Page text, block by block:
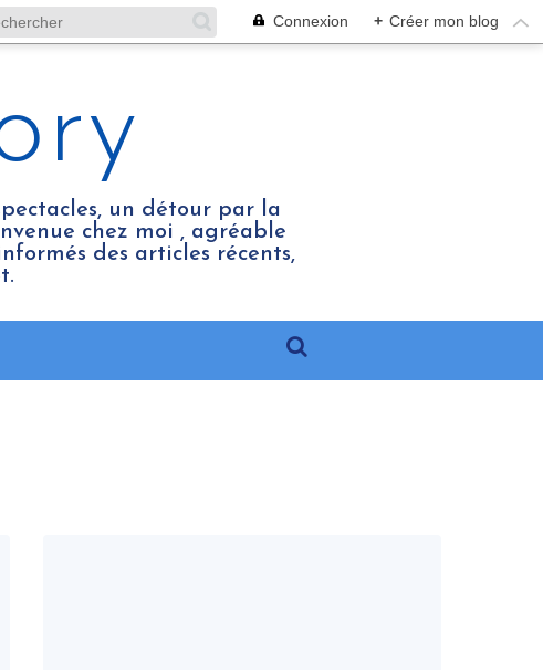
Connexion + Créer mon blog
un détour par la
chez moi , agréable
des articles récents,